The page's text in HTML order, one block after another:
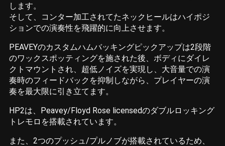
します。
そして、コンター加工されてたネックヒールはハイポジ
ションでの演奏性を飛躍的に向上させます。
PEAVEYのカスタムハムバッキングピックアップは2段階
のワックスポッティングを施された後、ボディにダイレ
クトマウントされ、超低ノイズを実現し、大音量での演
奏時のフィードバックを抑制しながら、プレイヤーの演
奏を最大限に引き立てます。
HP2は、Peavey/Floyd Rose licensedのダブルロッキング
トレモロを搭載されています。
また、2つのプッシュ/プルノブが搭載されているため、